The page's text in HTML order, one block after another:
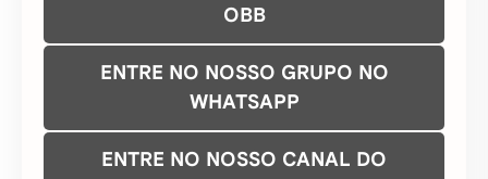
OBB
ENTRE NO NOSSO GRUPO NO
WHATSAPP
ENTRE NO NOSSO CANAL DO